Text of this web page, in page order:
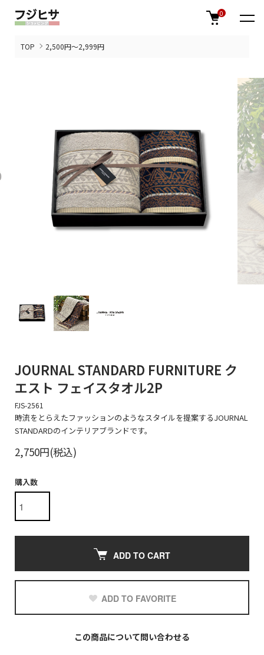
0
TOP 2,500円～2,999円
JOURNAL STANDARD FURNITURE ク
エスト フェイスタオル2P
FJS-2561
時流をとらえたファッションのようなスタイルを提案するJOURNAL
STANDARDのインテリアブランドです。
2,750円(税込)
購入数
ADD TO CART
ADD TO FAVORITE
この商品について問い合わせる